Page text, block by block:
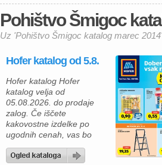
Pohištvo Šmigoc
Uz 'Pohištvo Šmigoc katalog marec
Hofer katalog od 5.8.
Hofer katalog Hofer
katalog velja od
05.08.2026. do prodaje
zalog. Če iščete
kakovostne izdelke po
ugodnih cenah, vas bo
zagotovo navdušila. Med